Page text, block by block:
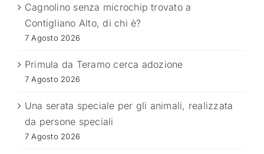
Cagnolino senza microchip trovato a
Contigliano Alto, di chi è?
7 Agosto 2026
Primula da Teramo cerca adozione
7 Agosto 2026
Una serata speciale per gli animali, realizzata
da persone speciali
7 Agosto 2026